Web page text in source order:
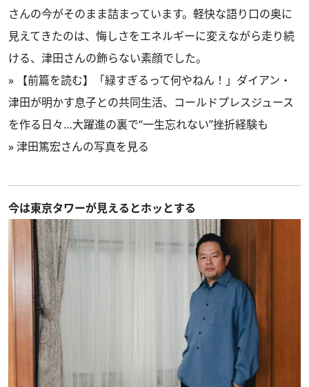
さんの今がそのまま詰まっています。軽快な語り口の奥に
見えてきたのは、悔しさをエネルギーに変えながら走り続
ける、津田さんの飾らない素顔でした。
»
【前篇を読む】「緑すぎるって何やねん！」ダイアン・
津田が明かす息子との共同生活、コールドプレスジュース
を作る日々…大躍進の裏で“一生忘れない”挫折経験も
»津田篤宏さんの写真を見る
今は東京タワーが見えるとホッとする